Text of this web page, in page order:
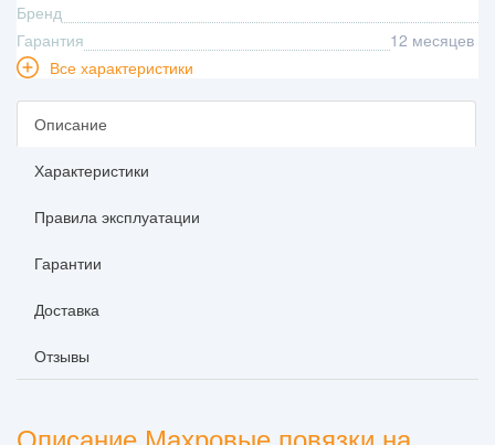
Бренд
Гарантия
12 месяцев
Все характеристики
Описание
Характеристики
Правила эксплуатации
Гарантии
Доставка
Отзывы